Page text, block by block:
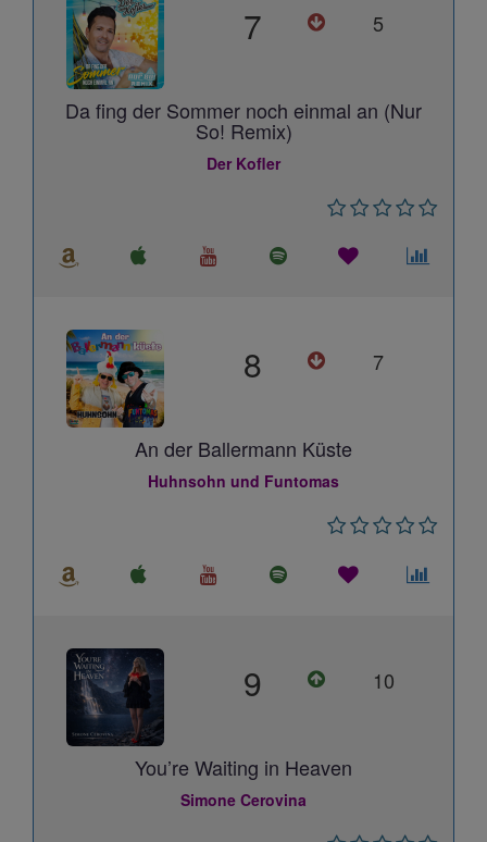
7 5
Da fing der Sommer noch einmal an (Nur
So! Remix)
Der Kofler
8 7
An der Ballermann Küste
Huhnsohn und Funtomas
9 10
You’re Waiting in Heaven
Simone Cerovina